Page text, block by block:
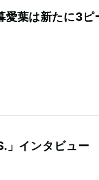
愛葉は新たに3ピ
」インタビュー